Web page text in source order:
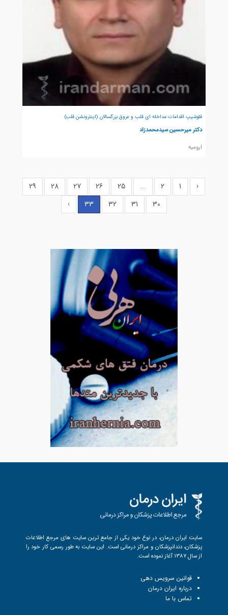
فلوشیپ اقدامات مداخله ای قلب و عروق بزرگسالان (اینترونشن قلب)
دکتر میرحسین سیدمحمدزاد
اروميه
‹
1
2
...
25
26
27
28
29
30
31
32
33
›
سایت ایران درمان، در نوع خود یکی از جامع ترین سایت های مرجع اطلاعات
پزشکان، دندانپزشکان و مراکز درمانی است. این سایت به طور رسمی کار خود را
از سال 1387 آغاز نموده است.
قوانین سرویس دهی
درباره ایران درمان
تماس با ما